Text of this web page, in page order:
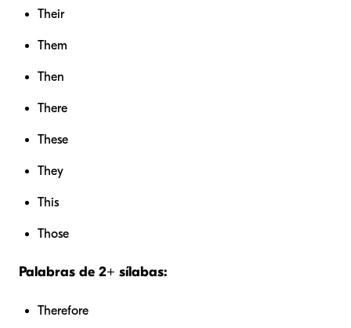
Their
Them
Then
There
These
They
This
Those
Palabras de 2+ sílabas:
Therefore